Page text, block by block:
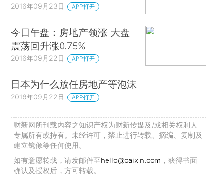
2016年09月23日 APP打开
今日午盘：房地产领涨 大盘
震荡回升涨0.75%
2016年09月22日 APP打开
日本为什么放任房地产等泡沫
2016年09月22日 APP打开
财新网所刊载内容之知识产权为财新传媒及/或相关权利人
专属所有或持有。未经许可，禁止进行转载、摘编、复制及
建立镜像等任何使用。
如有意愿转载，请发邮件至hello@caixin.com ，获得书面
确认及授权后，方可转载。